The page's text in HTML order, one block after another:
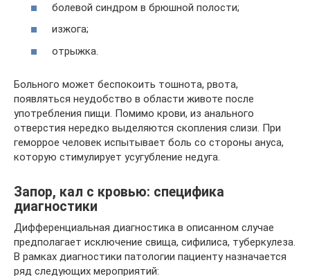
болевой синдром в брюшной полости;
изжога;
отрыжка.
Больного может беспокоить тошнота, рвота,
появляться неудобство в области животе после
употребления пищи. Помимо крови, из анального
отверстия нередко выделяются скопления слизи. При
геморрое человек испытывает боль со стороны ануса,
которую стимулирует усугубление недуга.
Запор, кал с кровью: специфика
диагностики
Дифференциальная диагностика в описанном случае
предполагает исключение свища, сифилиса, туберкулеза.
В рамках диагностики патологии пациенту назначается
ряд следующих мероприятий: